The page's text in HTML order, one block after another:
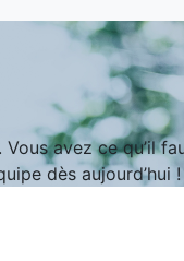
avez ce qu’il
dès aujourd’hui !